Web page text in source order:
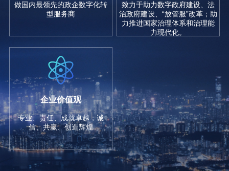
做国内最领先的政企数字化转
型服务商
致力于助力数字政府建设、法
治政府建设、“放管服”改革；助
力推进国家治理体系和治理能
力现代化。
企业价值观
专业、责任、成就卓越；诚
信、共赢、创造辉煌